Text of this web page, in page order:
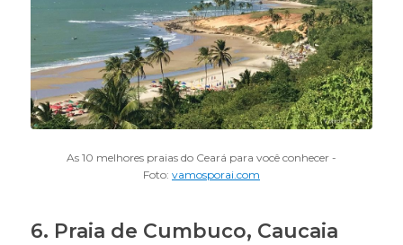
As 10 melhores praias do Ceará para você conhecer -
Foto: vamosporai.com
6. Praia de Cumbuco, Caucaia